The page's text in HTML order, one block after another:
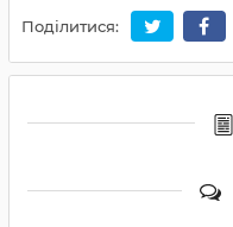
Поділитися: